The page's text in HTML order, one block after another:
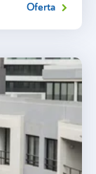
Oferta